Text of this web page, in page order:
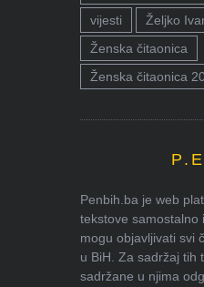
vijesti
Željko
Ženska čitaonica
Ženska čitaonica
Penbih.ba je web
tekstove samostalno
mogu objavljivati svi
u BiH. Za sadržaj tih
sadržane u njima